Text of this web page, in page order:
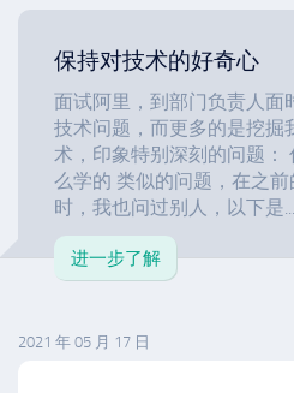
保持对技术的好奇心
面试阿里，到部门负责人面
技术问题，而更多的是挖掘
术，印象特别深刻的问题：
么学的 类似的问题，在之
时，我也问过别人，以下是...
进一步了解
2021 年 05 月 17 日